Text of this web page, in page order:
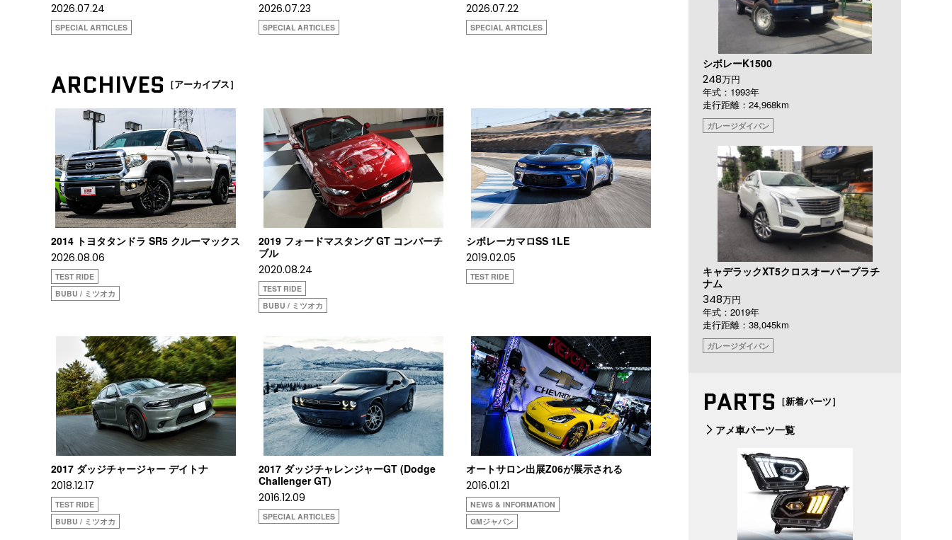
2026.07.24
SPECIAL ARTICLES
2026.07.23
SPECIAL ARTICLES
2026.07.22
SPECIAL ARTICLES
ARCHIVES ［アーカイブス］
2014 トヨタタンドラ SR5 クルーマックス
2026.08.06
TEST RIDE
BUBU / ミツオカ
2019 フォードマスタング GT コンバーチ
ブル
2020.08.24
TEST RIDE
BUBU / ミツオカ
シボレーカマロSS 1LE
2019.02.05
TEST RIDE
2017 ダッジチャージャー デイトナ
2018.12.17
TEST RIDE
BUBU / ミツオカ
2017 ダッジチャレンジャーGT (Dodge
Challenger GT)
2016.12.09
SPECIAL ARTICLES
オートサロン出展Z06が展示される
2016.01.21
NEWS & INFORMATION
GMジャパン
シボレーK1500
248万円
年式：1993年
走行距離：24,968km
ガレージダイバン
キャデラックXT5クロスオーバープラチ
ナム
348万円
年式：2019年
走行距離：38,045km
ガレージダイバン
PARTS ［新着パーツ］
アメ車パーツ一覧